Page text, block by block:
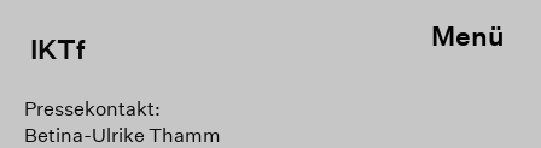
IKTf Menü
Pressekontakt:
Betina-Ulrike Thamm